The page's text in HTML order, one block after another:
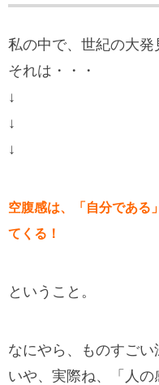
私の中で、世紀の大発
それは・・・
↓
↓
↓
空腹感は、「自分である
てくる！
ということ。
なにやら、ものすごい
いや、実際ね、「人